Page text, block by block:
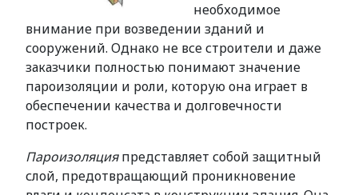
необходимое
внимание при возведении зданий и
сооружений. Однако не все строители и даже
заказчики полностью понимают значение
пароизоляции и роли, которую она играет в
обеспечении качества и долговечности
построек.
Пароизоляцияпредставляет собой защитный
слой, предотвращающий проникновение